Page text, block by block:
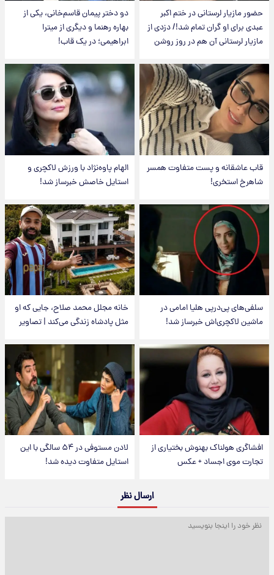
حضور مازیار لرستانی در ختم اکبر
عبدی برای او گران تمام شد!/ دزدی از
مازیار لرستانی آن هم در روز روشن
دو دختر پیمان قاسم‌خانی، یکی از
بهاره رهنما و دیگری از میترا
ابراهیمی؛ در یک قاب!
قاب عاشقانه و پست متفاوت همسر
شاهرخ استخری!
الهام پاوه‌نژاد با ورزش لاکچری و
استایل خاصش خبرساز شد!
سلفی‌های پی‌درپی هلیا امامی در
ماشین لاکچری‌اش خبرساز شد!
خانه مجلل محمد صلاح، جایی که او
مثل پادشاه زندگی می‌کند | تصاویر
افشاگری هولناک بهنوش بختیاری از
تجارت موی اجساد + عکس
لادن مستوفی در ۵۴ سالگی با این
استایل متفاوت دیده شد!
ارسال نظر